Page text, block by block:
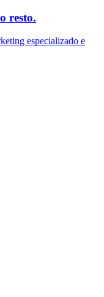
resto.
especializado e